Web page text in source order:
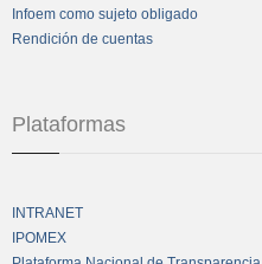
Infoem como sujeto obligado
Rendición de cuentas
Plataformas
INTRANET
IPOMEX